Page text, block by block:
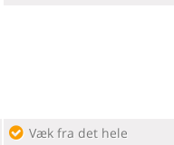
Væk fra det hele